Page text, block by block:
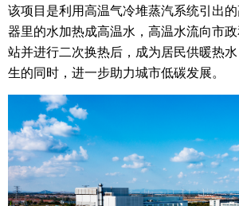
该项目是利用高温气冷堆蒸汽系统引出
器里的水加热成高温水，高温水流向市
站并进行二次换热后，成为居民供暖热
生的同时，进一步助力城市低碳发展。